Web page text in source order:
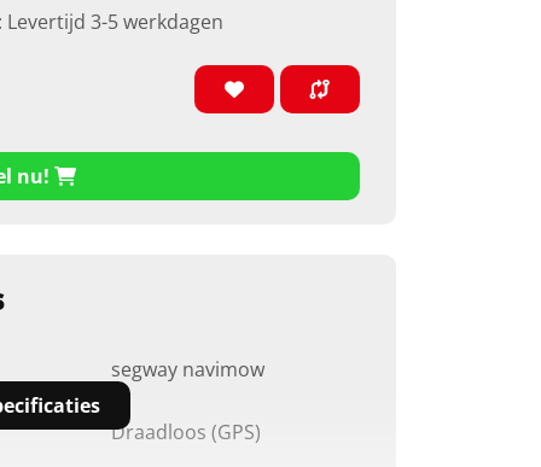
3-5 werkdagen
nu!
segway navimow
Draadloos (GPS)